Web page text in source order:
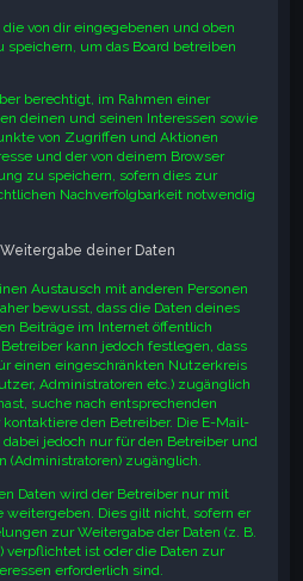
von dir eingegebenen und oben
um das Board betreiben
berechtigt, im Rahmen einer
deinen und seinen Interessen sowie
von Zugriffen und Aktionen
und der von deinem Browser
zu speichern, sofern dies zur
Nachverfolgbarkeit notwendig
deiner Daten
Austausch mit anderen Personen
bewusst, dass die Daten deines
Beiträge im Internet öffentlich
kann jedoch festlegen, dass
einen eingeschränkten Nutzerkreis
Administratoren etc.) zugänglich
suche nach entsprechenden
den Betreiber. Die E-Mail-
jedoch nur für den Betreiber und
(Administratoren) zugänglich.
Daten wird der Betreiber nur mit
Dies gilt nicht, sofern er
zur Weitergabe der Daten (z. B.
verpflichtet ist oder die Daten zur
erforderlich sind.